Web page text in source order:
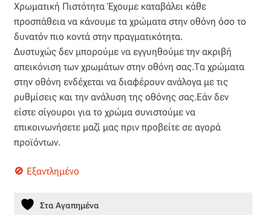
Καραβόπανο
Κρεπ
Λινό
Λονέτα
Μουσελίνα
Μπροκάρ
Οργάντζα
Χρωματική Πιστότητα Έχουμε καταβάλει κάθε
προσπάθεια να κάνουμε τα χρώματα στην οθόνη όσο το
δυνατόν πιο κοντά στην πραγματικότητα.
Δυστυχώς δεν μπορούμε να εγγυηθούμε την ακριβή
απεικόνιση των χρωμάτων στην οθόνη σας.Τα χρώματα
στην οθόνη ενδέχεται να διαφέρουν ανάλογα με τις
ρυθμίσεις και την ανάλυση της οθόνης σας.Εάν δεν
είστε σίγουροι για το χρώμα συνιστούμε να
επικοινωνήσετε μαζί μας πριν προβείτε σε αγορά
προϊόντων.
Εξαντλημένο
Στα Αγαπημένα